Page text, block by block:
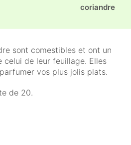
coriandre
sont comestibles et ont un
celui de leur feuillage. Elles
vos plus jolis plats.
de 20.